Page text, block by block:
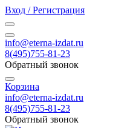
Вход / Регистрация
info@eterna-izdat.ru
8(495)755-81-23
Обратный звонок
Корзина
info@eterna-izdat.ru
8(495)755-81-23
Обратный звонок